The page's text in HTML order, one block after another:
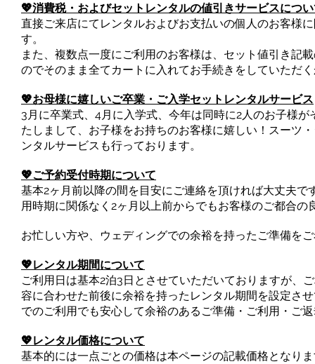
💖消費税・およびセットレンタルの値引きサービスにつ
直接ご来店にてレンタルおよびお支払いの個人のお客様
す。
また、複数点一度にご利用のお客様は、セット値引き記
のでそのまま全てカートに入れてお手続きをしていただ
💖お母様に嬉しいご卒業・ご入学セットレンタルサービス
3月に卒業式、4月に入学式、今年は同時に2人のお子様
たしまして、お子様をお持ちのお客様に嬉しい！スーツ
ンタルサービスも行っております。
💖ご予約受付時期について
基本2ヶ月前以降の間を目安にご連絡を頂ければ大丈夫
用時期に関係なく2ヶ月以上前からでもお客様のご都合
お忙しい方や、ウェディングでの余裕を持ったご準備を
💖レンタル期間について
ご利用日は基本2泊3日とさせていただいておりますが、
容に合わせた前後に余裕を持ったレンタル期間を設定さ
でのご利用でも安心して余裕のあるご準備・ご利用・ご
💖レンタル価格について
基本的には一点ごとの価格は本ページの記載価格となり